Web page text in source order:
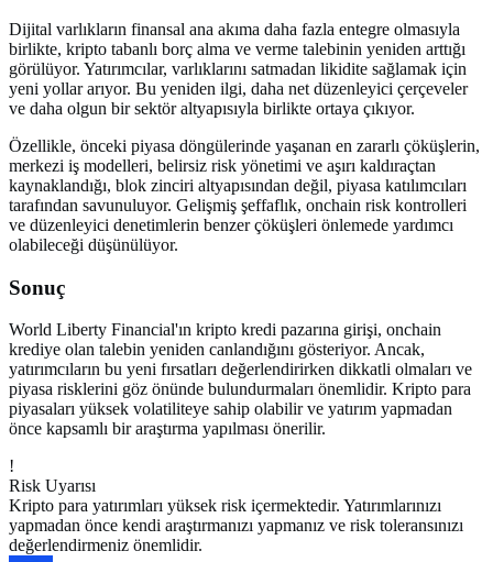
Dijital varlıkların finansal ana akıma daha fazla entegre olmasıyla
birlikte, kripto tabanlı borç alma ve verme talebinin yeniden arttığı
görülüyor. Yatırımcılar, varlıklarını satmadan likidite sağlamak için
yeni yollar arıyor. Bu yeniden ilgi, daha net düzenleyici çerçeveler
ve daha olgun bir sektör altyapısıyla birlikte ortaya çıkıyor.
Özellikle, önceki piyasa döngülerinde yaşanan en zararlı çöküşlerin,
merkezi iş modelleri, belirsiz risk yönetimi ve aşırı kaldıraçtan
kaynaklandığı, blok zinciri altyapısından değil, piyasa katılımcıları
tarafından savunuluyor. Gelişmiş şeffaflık, onchain risk kontrolleri
ve düzenleyici denetimlerin benzer çöküşleri önlemede yardımcı
olabileceği düşünülüyor.
Sonuç
World Liberty Financial'ın kripto kredi pazarına girişi, onchain
krediye olan talebin yeniden canlandığını gösteriyor. Ancak,
yatırımcıların bu yeni fırsatları değerlendirirken dikkatli olmaları ve
piyasa risklerini göz önünde bulundurmaları önemlidir. Kripto para
piyasaları yüksek volatiliteye sahip olabilir ve yatırım yapmadan
önce kapsamlı bir araştırma yapılması önerilir.
!
Risk Uyarısı
Kripto para yatırımları yüksek risk içermektedir. Yatırımlarınızı
yapmadan önce kendi araştırmanızı yapmanız ve risk toleransınızı
değerlendirmeniz önemlidir.